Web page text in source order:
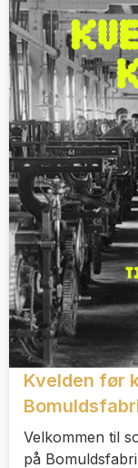
Kvelden før
Velkommen til
på